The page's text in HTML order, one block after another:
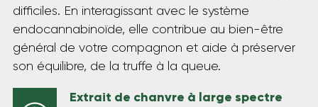
difficiles. En interagissant avec le système
endocannabinoïde, elle contribue au bien-être
général de votre compagnon et aide à préserver
son équilibre, de la truffe à la queue.
Extrait de chanvre à large spectre